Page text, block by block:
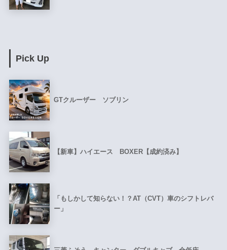
Pick Up
GTクルーザー ソブリン
【新車】ハイエース BOXER【成約済み】
「もしかして知らない！？AT（CVT）車のシフトレバ
ー」